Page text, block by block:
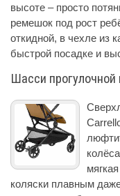
высоте – просто
ремешок под рост
откидной, в чехле из
быстрой посадке и
Шасси прогулочной
коляски плавным